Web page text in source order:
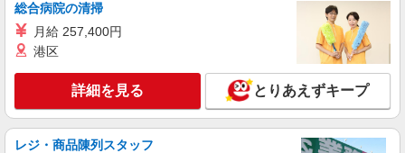
派遣社員
株式会社kotrio /●TC-H-1992972
新小平駅＊看護助手＊日払いOK！推し活の軍
資金も即ゲット◎
時給1600円〜2250円 ＜日払い有/週払い有/交
通費全支給(ガソリン代含む)＞
小平市
総合病院の清掃
月給 257,400円
港区
詳細を見る とりあえずキープ
レジ・商品陳列スタッフ